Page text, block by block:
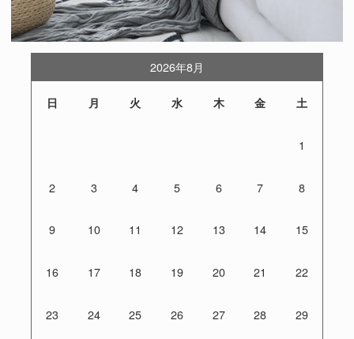
2026年8月
日 月 火 水 木 金 土
1
2 3 4 5 6 7 8
9 10 11 12 13 14 15
16 17 18 19 20 21 22
23 24 25 26 27 28 29